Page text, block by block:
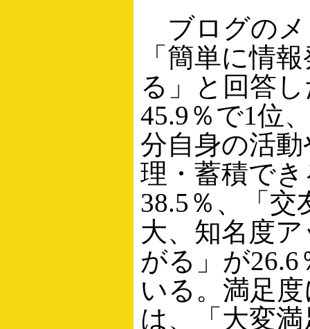
ブログのメ
「簡単に情
る」と回答
45.9％で1位
分自身の活
理・蓄積で
38.5％、「交
大、知名度
がる」が
いる。満足
は、「大変